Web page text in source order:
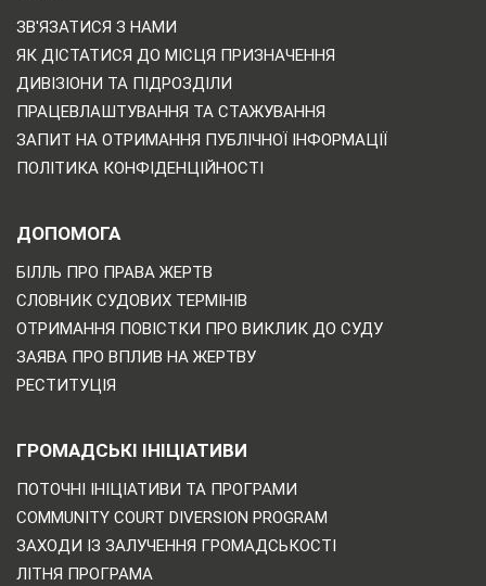
ЗВ'ЯЗАТИСЯ З НАМИ
ЯК ДІСТАТИСЯ ДО МІСЦЯ ПРИЗНАЧЕННЯ
ДИВІЗІОНИ ТА ПІДРОЗДІЛИ
ПРАЦЕВЛАШТУВАННЯ ТА СТАЖУВАННЯ
ЗАПИТ НА ОТРИМАННЯ ПУБЛІЧНОЇ ІНФОРМАЦІЇ
ПОЛІТИКА КОНФІДЕНЦІЙНОСТІ
ДОПОМОГА
БІЛЛЬ ПРО ПРАВА ЖЕРТВ
СЛОВНИК СУДОВИХ ТЕРМІНІВ
ОТРИМАННЯ ПОВІСТКИ ПРО ВИКЛИК ДО СУДУ
ЗАЯВА ПРО ВПЛИВ НА ЖЕРТВУ
РЕСТИТУЦІЯ
ГРОМАДСЬКІ ІНІЦІАТИВИ
ПОТОЧНІ ІНІЦІАТИВИ ТА ПРОГРАМИ
COMMUNITY COURT DIVERSION PROGRAM
ЗАХОДИ ІЗ ЗАЛУЧЕННЯ ГРОМАДСЬКОСТІ
ЛІТНЯ ПРОГРАМА